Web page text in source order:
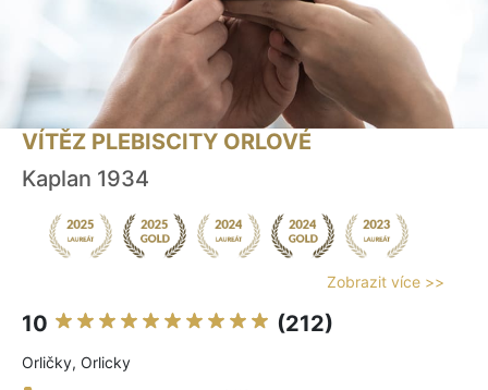
VÍTĚZ PLEBISCITY ORLOVÉ
Kaplan 1934
Zobrazit více >>
10 (212)
Orličky, Orlicky